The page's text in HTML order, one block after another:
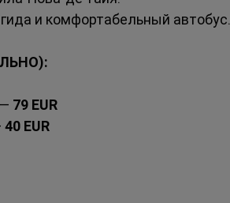
и комфортабельный автобус.
79 EUR
40 EUR